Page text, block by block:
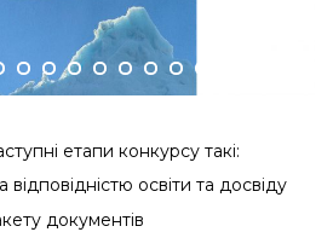
етапи конкурсу такі:
відповідністю освіти та досвіду
документів